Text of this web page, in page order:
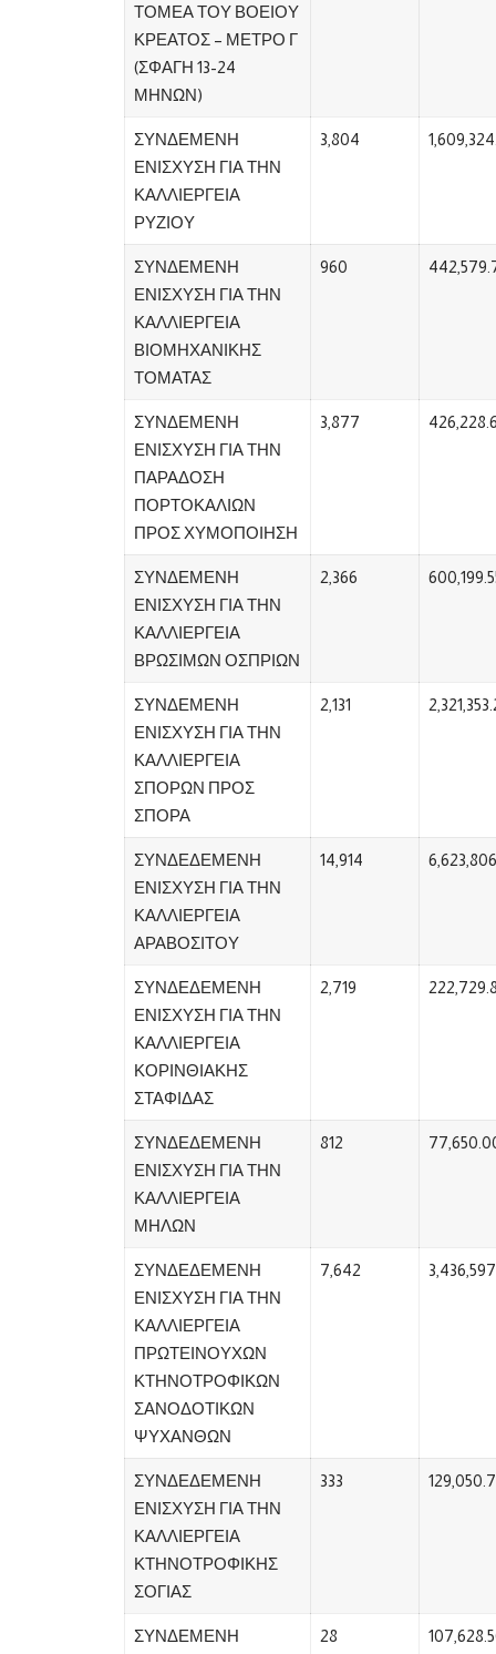
ΤΟΜΕΑ ΤΟΥ ΒΟΕΙΟΥ
ΚΡΕΑΤΟΣ – ΜΕΤΡΟ Γ
(ΣΦΑΓΗ 13-24
ΜΗΝΩΝ)
ΣΥΝΔΕΜΕΝΗ
ΕΝΙΣΧΥΣΗ ΓΙΑ ΤΗΝ
ΚΑΛΛΙΕΡΓΕΙΑ
ΡΥΖΙΟΥ
3,804
ΣΥΝΔΕΜΕΝΗ
ΕΝΙΣΧΥΣΗ ΓΙΑ ΤΗΝ
ΚΑΛΛΙΕΡΓΕΙΑ
ΒΙΟΜΗΧΑΝΙΚΗΣ
ΤΟΜΑΤΑΣ
960
ΣΥΝΔΕΜΕΝΗ
ΕΝΙΣΧΥΣΗ ΓΙΑ ΤΗΝ
ΠΑΡΑΔΟΣΗ
ΠΟΡΤΟΚΑΛΙΩΝ
ΠΡΟΣ ΧΥΜΟΠΟΙΗΣΗ
3,877
ΣΥΝΔΕΜΕΝΗ
ΕΝΙΣΧΥΣΗ ΓΙΑ ΤΗΝ
ΚΑΛΛΙΕΡΓΕΙΑ
ΒΡΩΣΙΜΩΝ ΟΣΠΡΙΩΝ
2,366
ΣΥΝΔΕΜΕΝΗ
ΕΝΙΣΧΥΣΗ ΓΙΑ ΤΗΝ
ΚΑΛΛΙΕΡΓΕΙΑ
ΣΠΟΡΩΝ ΠΡΟΣ
ΣΠΟΡΑ
2,131
ΣΥΝΔΕΔΕΜΕΝΗ
ΕΝΙΣΧΥΣΗ ΓΙΑ ΤΗΝ
ΚΑΛΛΙΕΡΓΕΙΑ
ΑΡΑΒΟΣΙΤΟΥ
14,914
ΣΥΝΔΕΔΕΜΕΝΗ
ΕΝΙΣΧΥΣΗ ΓΙΑ ΤΗΝ
ΚΑΛΛΙΕΡΓΕΙΑ
ΚΟΡΙΝΘΙΑΚΗΣ
ΣΤΑΦΙΔΑΣ
2,719
ΣΥΝΔΕΔΕΜΕΝΗ
ΕΝΙΣΧΥΣΗ ΓΙΑ ΤΗΝ
ΚΑΛΛΙΕΡΓΕΙΑ
ΜΗΛΩΝ
812
ΣΥΝΔΕΔΕΜΕΝΗ
ΕΝΙΣΧΥΣΗ ΓΙΑ ΤΗΝ
ΚΑΛΛΙΕΡΓΕΙΑ
ΠΡΩΤΕΙΝΟΥΧΩΝ
ΚΤΗΝΟΤΡΟΦΙΚΩΝ
ΣΑΝΟΔΟΤΙΚΩΝ
ΨΥΧΑΝΘΩΝ
7,642
ΣΥΝΔΕΔΕΜΕΝΗ
ΕΝΙΣΧΥΣΗ ΓΙΑ ΤΗΝ
ΚΑΛΛΙΕΡΓΕΙΑ
ΚΤΗΝΟΤΡΟΦΙΚΗΣ
ΣΟΓΙΑΣ
333
ΣΥΝΔΕΜΕΝΗ
28